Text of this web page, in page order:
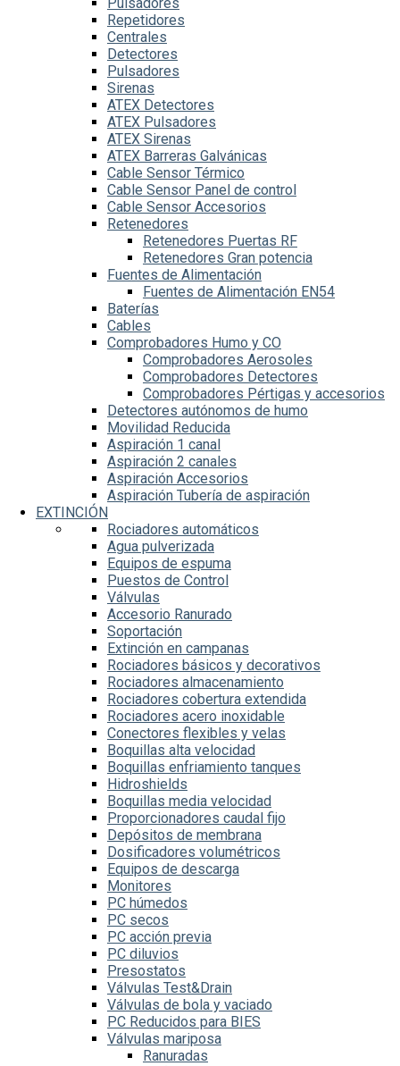
Repetidores
Centrales
Detectores
Pulsadores
Sirenas
ATEX Detectores
ATEX Pulsadores
ATEX Sirenas
ATEX Barreras Galvánicas
Cable Sensor Térmico
Cable Sensor Panel de control
Cable Sensor Accesorios
Retenedores
Retenedores Puertas RF
Retenedores Gran potencia
Fuentes de Alimentación
Fuentes de Alimentación EN54
Baterías
Cables
Comprobadores Humo y CO
Comprobadores Aerosoles
Comprobadores Detectores
Comprobadores Pértigas y accesorios
Detectores autónomos de humo
Movilidad Reducida
Aspiración 1 canal
Aspiración 2 canales
Aspiración Accesorios
Aspiración Tubería de aspiración
EXTINCIÓN
Rociadores automáticos
Agua pulverizada
Equipos de espuma
Puestos de Control
Válvulas
Accesorio Ranurado
Soportación
Extinción en campanas
Rociadores básicos y decorativos
Rociadores almacenamiento
Rociadores cobertura extendida
Rociadores acero inoxidable
Conectores flexibles y velas
Boquillas alta velocidad
Boquillas enfriamiento tanques
Hidroshields
Boquillas media velocidad
Proporcionadores caudal fijo
Depósitos de membrana
Dosificadores volumétricos
Equipos de descarga
Monitores
PC húmedos
PC secos
PC acción previa
PC diluvios
Presostatos
Válvulas Test&Drain
Válvulas de bola y vaciado
PC Reducidos para BIES
Válvulas mariposa
Ranuradas